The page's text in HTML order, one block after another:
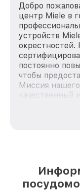
Добро
центр Miele в
устройств
окрестностей.
постоянно
чтобы
Миссия
качественный
каждого
зависимости
и лояльности